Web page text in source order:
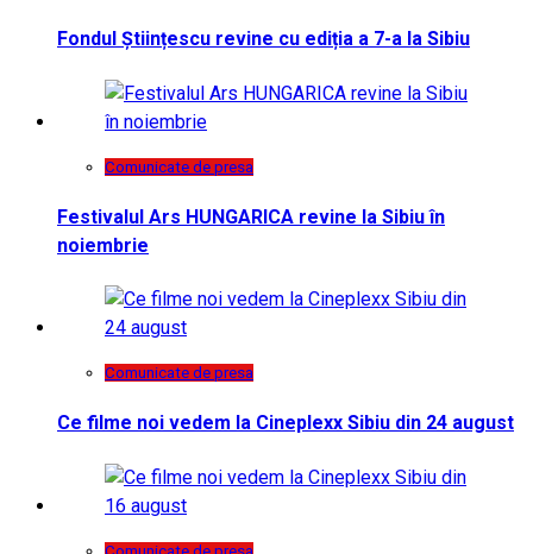
Fondul Științescu revine cu ediția a 7-a la Sibiu
Comunicate de presa
Festivalul Ars HUNGARICA revine la Sibiu în
noiembrie
Comunicate de presa
Ce filme noi vedem la Cineplexx Sibiu din 24 august